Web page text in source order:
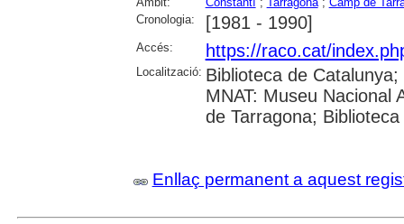
Cronologia:
[1981 - 1990]
Accés: https://raco.cat/
Localització: Biblioteca de
MNAT: Museu Nacional
de Tarragona;
Enllaç permanent a aquest